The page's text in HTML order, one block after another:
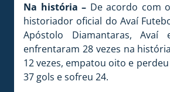
Na história – De acordo com
historiador oficial do Avaí
Apóstolo Diamantaras, Avaí
enfrentaram 28 vezes na
12 vezes, empatou oito e
37 gols e sofreu 24.